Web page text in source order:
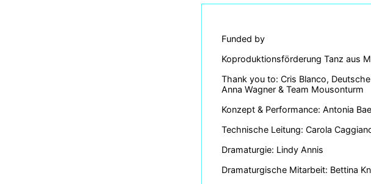
Funded by
Koproduktionsförderung Tanz aus
Thank you to: Cris Blanco,
Anna Wagner & Team Mousonturm
Konzept & Performance: Antonia
Technische Leitung: Carola
Dramaturgie: Lindy Annis
Dramaturgische Mitarbeit: Bettina